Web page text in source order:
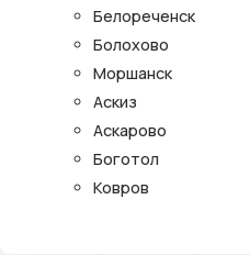
Белореченск
Болохово
Моршанск
Аскиз
Аскарово
Боготол
Ковров